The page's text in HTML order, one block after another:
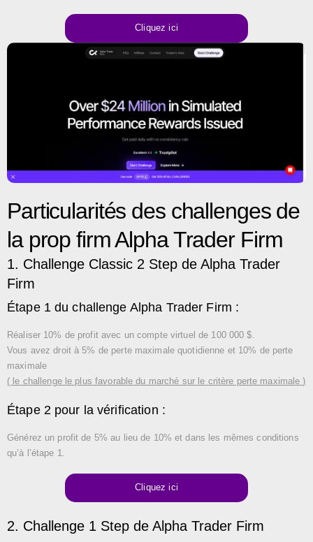
Cliquez ici
Particularités des challenges de
la prop firm Alpha Trader Firm
1. Challenge Classic 2 Step de Alpha Trader
Firm
Étape 1 du challenge Alpha Trader Firm :
Réaliser 10% de profit avec un compte virtuel de 100 000 $.
Vous avez droit à 5% de perte maximale quotidienne et 10% de perte
maximale
( le challenge le plus favorable du marché sur le critère perte maximale )
Étape 2 pour la vérification :
Générez un profit de 5% au lieu de 10% et dans les mêmes conditions
qu’à l’étape 1.
Cliquez ici
2. Challenge 1 Step de Alpha Trader Firm